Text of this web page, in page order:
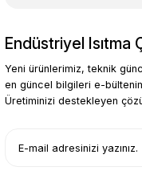
Endüstriyel Isıtma
Yeni ürünlerimiz, teknik
en güncel bilgileri e-
Üretiminizi destekleyen